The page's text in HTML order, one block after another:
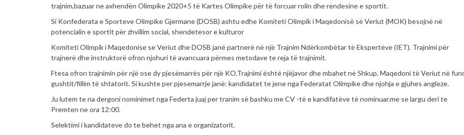
trajnim,bazuar ne axhendën Olimpike 2020+5 të Kartes Olimpike për të forcuar rolin dhe rendesine e sportit.
Si Konfederata e Sporteve Olimpike Gjermane (DOSB) ashtu edhe Komiteti Olimpik i Maqedonisë së Veriut (MOK) besojnë në
potencialin e sportit për zhvillim social, shendetesor e kulturor
Komiteti Olimpik i Maqedonise se Veriut dhe DOSB janë partnerë në një Trajnim Ndërkombëtar të Ekspertëve (IET). Trajnimi për
trajnerë dhe instruktorë ofron njohuri të avancuara përmes metodave te reja të trajnimit.
Ftesa ofron trajnimin për një ose dy pjesëmarrës për një KO.Trajnimi është njëjavor dhe mbahet në Shkup, Maqedoni të Veriut në
gushtit/fillim të shtatorit. Si kushte per pjesemarrje janë: kandidatet te jene nga Federatat Olimpike dhe njohja e gjuhes angleze.
Ju lutem te na dergoni nominimet nga Federta juaj per tranim së bashku me CV -të e kandifatëve të nominuar.me se largu deri te
Premten ne ora 12:00.
Selektimi i kandidateve do te behet nga ana e organizatorit.